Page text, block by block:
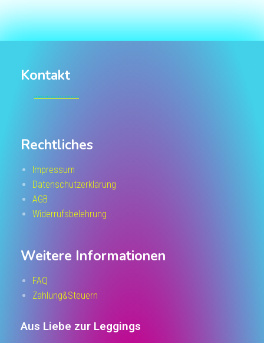
Kontakt
Support@Leggings-Store.de
Rechtliches
Impressum
Datenschutzerklärung
AGB
Widerrufsbelehrung
Weitere Informationen
FAQ
Zahlung&Steuern
Aus Liebe zur Leggings